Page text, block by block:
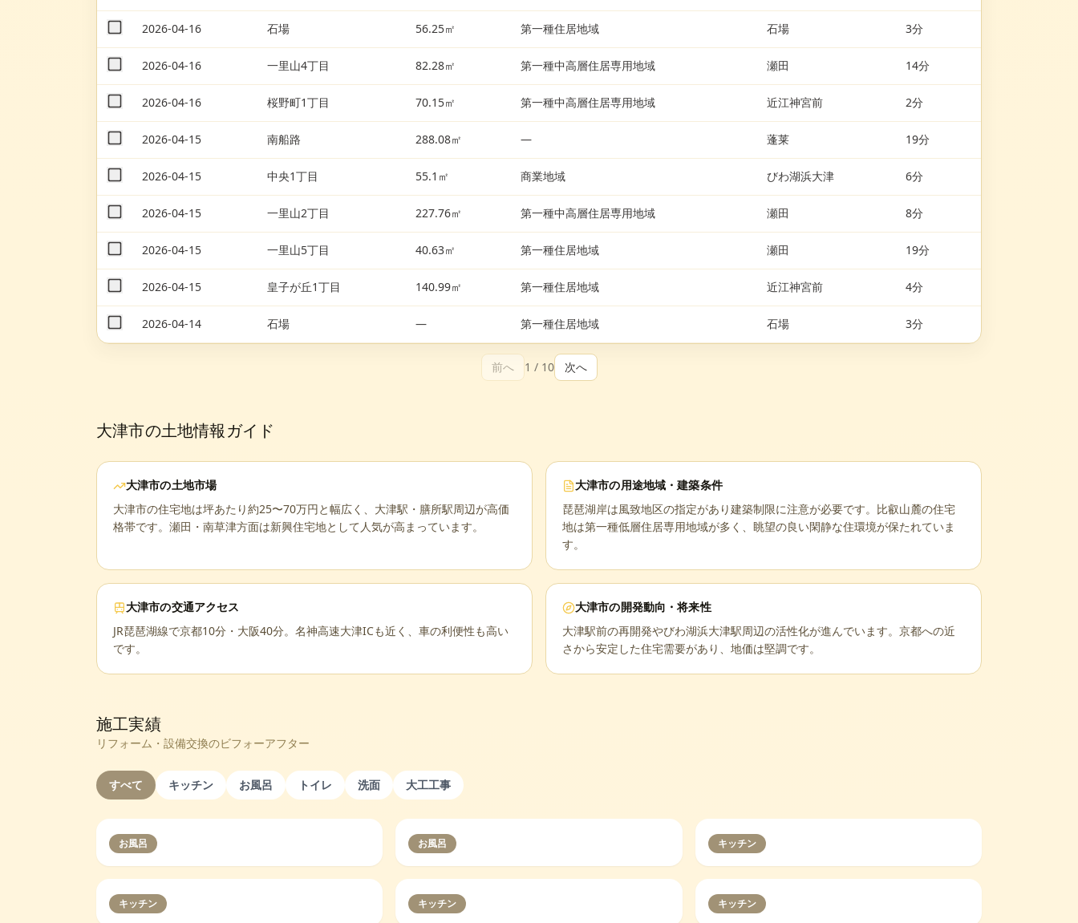
2026-04-16 石場 56.25㎡ 第一種住居地域 石場 3分
2026-04-16 一里山4丁目 82.28㎡ 第一種中高層住居専用地域 瀬田 14分
2026-04-16 桜野町1丁目 70.15㎡ 第一種中高層住居専用地域 近江神宮前 2分
2026-04-15 南船路 288.08㎡ — 蓬莱 19分
2026-04-15 中央1丁目 55.1㎡ 商業地域 びわ湖浜大津 6分
2026-04-15 一里山2丁目 227.76㎡ 第一種中高層住居専用地域 瀬田 8分
2026-04-15 一里山5丁目 40.63㎡ 第一種住居地域 瀬田 19分
2026-04-15 皇子が丘1丁目 140.99㎡ 第一種住居地域 近江神宮前 4分
2026-04-14 石場 — 第一種住居地域 石場 3分
前へ 1 / 10 次へ
大津市の土地情報ガイド
大津市の土地市場
大津市の住宅地は坪あたり約25〜70万円と幅広く、大津駅・膳所駅周辺が高価
格帯です。瀬田・南草津方面は新興住宅地として人気が高まっています。
大津市の用途地域・建築条件
琵琶湖岸は風致地区の指定があり建築制限に注意が必要です。比叡山麓の住宅
地は第一種低層住居専用地域が多く、眺望の良い閑静な住環境が保たれていま
す。
大津市の交通アクセス
JR琵琶湖線で京都10分・大阪40分。名神高速大津ICも近く、車の利便性も高い
です。
大津市の開発動向・将来性
大津駅前の再開発やびわ湖浜大津駅周辺の活性化が進んでいます。京都への近
さから安定した住宅需要があり、地価は堅調です。
施工実績
リフォーム・設備交換のビフォーアフター
すべて キッチン お風呂 トイレ 洗面 大工工事
お風呂 お風呂 キッチン
キッチン キッチン キッチン